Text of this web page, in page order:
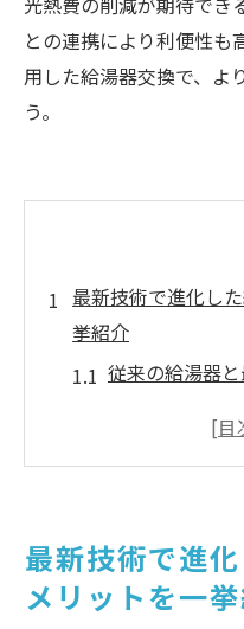
との連携により利便性も
用した給湯器交換で、よ
う。
最新技術で進化し
挙紹介
従来の給湯器
エネルギー効
最新給湯器の
給湯器交換で実現
最新技術で進
メリットを一